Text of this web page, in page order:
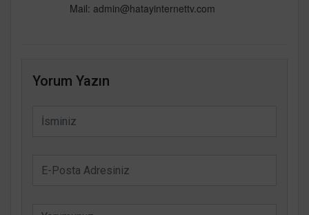
Mail: admin@hatayinternettv.com
Yorum Yazın